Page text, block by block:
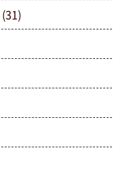
(31)